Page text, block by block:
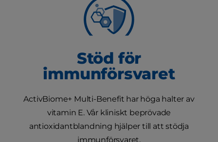
Stöd för
immunförsvaret
ActivBiome+ Multi-Benefit har höga halter av
vitamin E. Vår kliniskt beprövade
antioxidantblandning hjälper till att stödja
immunförsvaret.